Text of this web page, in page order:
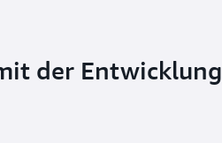
der Entwicklung